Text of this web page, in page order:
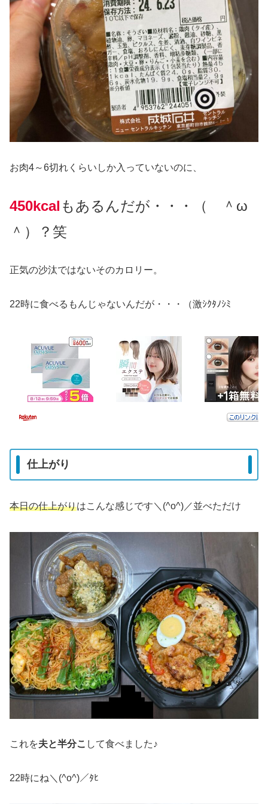
お肉4～6切れくらいしか入っていないのに、
450kcal もあるんだが・・・（ ＾ω
＾）？笑
正気の沙汰ではないそのカロリー。
22時に食べるもんじゃないんだが・・・（激ｼｸﾀﾉｼﾐ
仕上がり
本日の仕上がりはこんな感じです＼(^o^)／並べただけ
これを夫と半分こ して食べました♪
22時にね＼(^o^)／ﾀﾋ